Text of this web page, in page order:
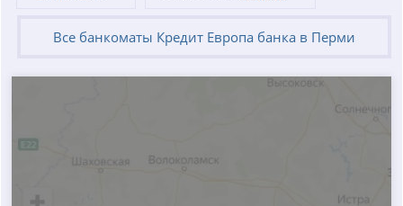
Все банкоматы Кредит Европа банка в Перми